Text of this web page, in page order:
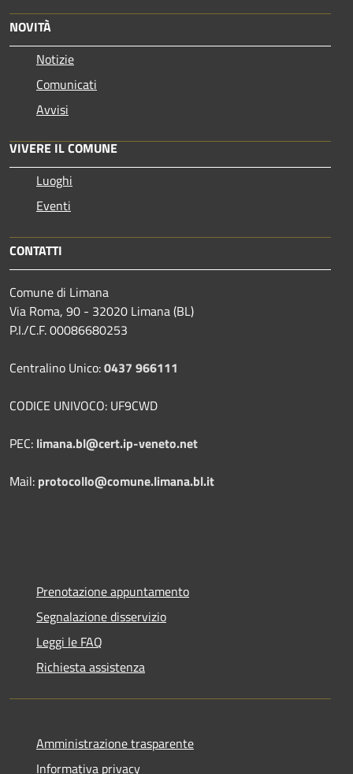
NOVITÀ
Notizie
Comunicati
Avvisi
VIVERE IL COMUNE
Luoghi
Eventi
CONTATTI
Comune di Limana
Via Roma, 90 - 32020 Limana (BL)
P.I./C.F. 00086680253
Centralino Unico:0437 966111
CODICE UNIVOCO: UF9CWD
PEC: limana.bl@cert.ip-veneto.net
Mail: protocollo@comune.limana.bl.it
Prenotazione appuntamento
Segnalazione disservizio
Leggi le FAQ
Richiesta assistenza
Amministrazione trasparente
Informativa privacy